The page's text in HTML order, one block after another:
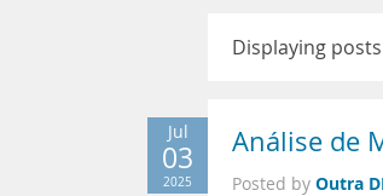
Displaying
Jul
03
2025
Análise de
Posted by Outra